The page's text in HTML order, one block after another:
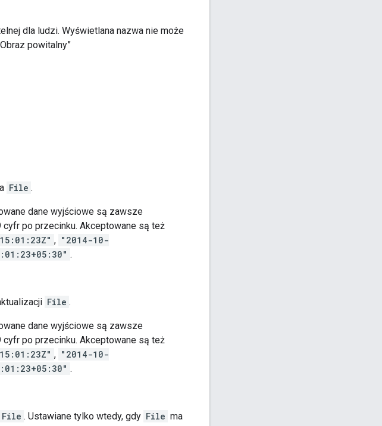
dla ludzi. Wyświetlana nazwa nie może
powitalny”
File .
dane wyjściowe są zawsze
po przecinku. Akceptowane są też
, "2014-10-
.
File .
dane wyjściowe są zawsze
po przecinku. Akceptowane są też
, "2014-10-
.
File . Ustawiane tylko wtedy, gdy File ma